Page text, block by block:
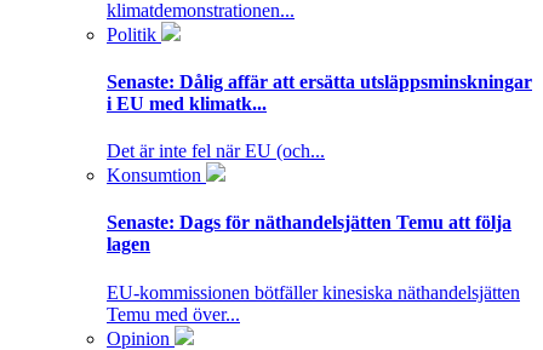
klimatdemonstrationen...
Politik
Senaste: Dålig affär att ersätta utsläppsminskningar
i EU med klimatk...
Det är inte fel när EU (och...
Konsumtion
Senaste: Dags för näthandelsjätten Temu att följa
lagen
EU-kommissionen bötfäller kinesiska näthandelsjätten
Temu med över...
Opinion